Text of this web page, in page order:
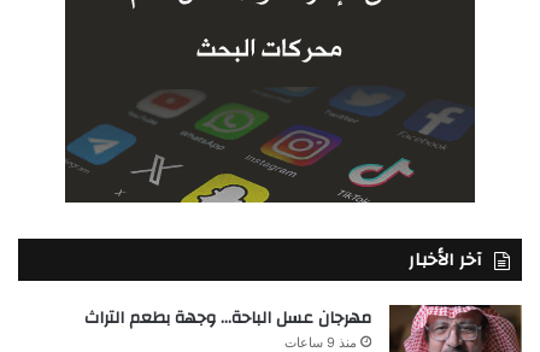
آخر الأخبار
مهرجان عسل الباحة… وجهة بطعم التراث
منذ 9 ساعات